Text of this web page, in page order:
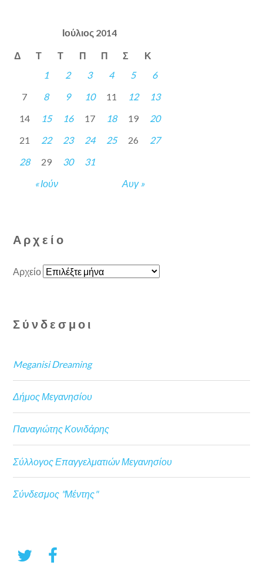
Ιούλιος 2014
Δ Τ Τ Π Π Σ Κ
« Ιούν Αυγ »
1 2 3 4 5
6
7
8 9 10 11 12
13
14
15 16 17 18 19
20
21
22 23 24 25 26
27
28
29 30 31
Αρχείο
Αρχείο
Σύνδεσμοι
Meganisi Dreaming
Δήμος Μεγανησίου
Παναγιώτης Κονιδάρης
Σύλλογος Επαγγελματιών Μεγανησίου
Σύνδεσμος "Μέντης"